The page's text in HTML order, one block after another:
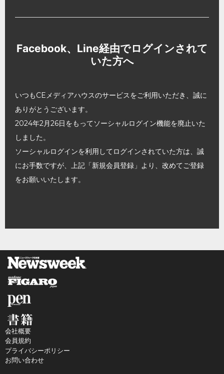
Facebook、Line経由でログインされて
いた方へ
いつもCEメディアハウスのサービスをご利用いただき、誠に
ありがとうございます。
2024年2月26日をもってソーシャルログイン機能を廃止いた
しました。
ソーシャルログインを利用してログインされていた方は、誠
にお手数ですが、上記「新規会員登録」より、改めてご登録
をお願いいたします。
会社概要
会員規約
プライバシーポリシー
お問い合わせ